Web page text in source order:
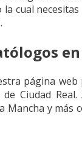
cual necesitas
página
Ciudad
Mancha y más